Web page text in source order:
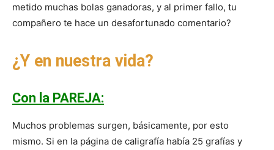
metido muchas bolas ganadoras, y al primer fallo, tu
compañero te hace un desafortunado comentario?
¿Y en nuestra vida?
Con la PAREJA:
Muchos problemas surgen, básicamente, por esto
mismo. Si en la página de caligrafía había 25 grafías y